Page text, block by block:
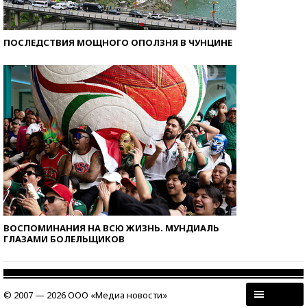
ПОСЛЕДСТВИЯ МОЩНОГО ОПОЛЗНЯ В ЧУНЦИНЕ
ВОСПОМИНАНИЯ НА ВСЮ ЖИЗНЬ. МУНДИАЛЬ
ГЛАЗАМИ БОЛЕЛЬЩИКОВ
© 2007 — 2026 ООО «Медиа новости»